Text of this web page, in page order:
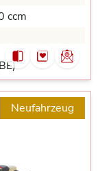
ccm
Neufahrzeug